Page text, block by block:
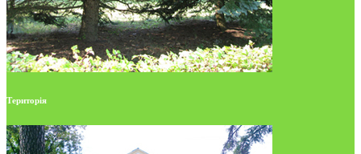
Територія